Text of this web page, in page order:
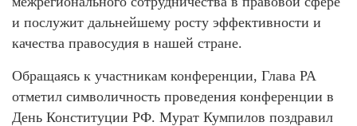
и послужит дальнейшему росту эффективности и
качества правосудия в нашей стране.
Обращаясь к участникам конференции, Глава РА
отметил символичность проведения конференции в
День Конституции РФ. Мурат Кумпилов поздравил